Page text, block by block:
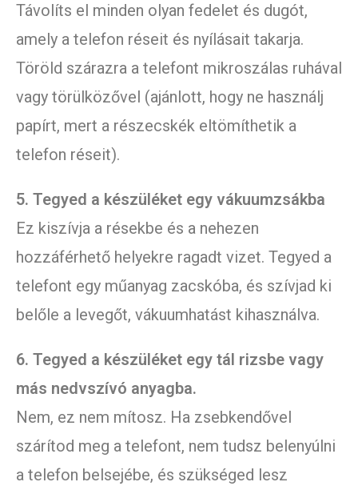
Távolíts el minden olyan fedelet és dugót,
amely a telefon réseit és nyílásait takarja.
Töröld szárazra a telefont mikroszálas ruhával
vagy törülközővel (ajánlott, hogy ne használj
papírt, mert a részecskék eltömíthetik a
telefon réseit).
5. Tegyed a készüléket egy vákuumzsákba
Ez kiszívja a résekbe és a nehezen
hozzáférhető helyekre ragadt vizet. Tegyed a
telefont egy műanyag zacskóba, és szívjad ki
belőle a levegőt, vákuumhatást kihasználva.
6. Tegyed a készüléket egy tál rizsbe vagy
más nedvszívó anyagba.
Nem, ez nem mítosz. Ha zsebkendővel
szárítod meg a telefont, nem tudsz belenyúlni
a telefon belsejébe, és szükséged lesz